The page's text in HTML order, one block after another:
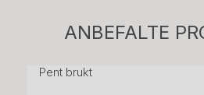
ANBEFALTE
Pent brukt